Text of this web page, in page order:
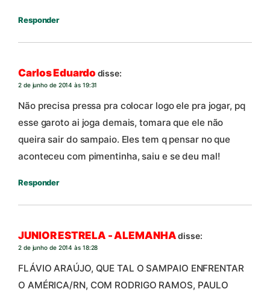
Responder
Carlos Eduardo disse:
2 de junho de 2014 às 19:31
Não precisa pressa pra colocar logo ele pra jogar, pq
esse garoto ai joga demais, tomara que ele não
queira sair do sampaio. Eles tem q pensar no que
aconteceu com pimentinha, saiu e se deu mal!
Responder
JUNIOR ESTRELA - ALEMANHA disse:
2 de junho de 2014 às 18:28
FLÁVIO ARAÚJO, QUE TAL O SAMPAIO ENFRENTAR
O AMÉRICA/RN, COM RODRIGO RAMOS, PAULO